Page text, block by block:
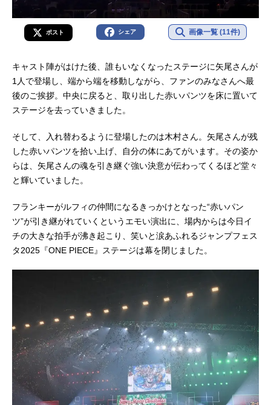
ポスト シェア 画像一覧 (11件)
キャスト陣がはけた後、誰もいなくなったステージに矢尾さんが
1人で登場し、端から端を移動しながら、ファンのみなさんへ最
後のご挨拶。中央に戻ると、取り出した赤いパンツを床に置いて
ステージを去っていきました。
そして、入れ替わるように登場したのは木村さん。矢尾さんが残
した赤いパンツを拾い上げ、自分の体にあてがいます。その姿か
らは、矢尾さんの魂を引き継ぐ強い決意が伝わってくるほど堂々
と輝いていました。
フランキーがルフィの仲間になるきっかけとなった“赤いパン
ツ”が引き継がれていくというエモい演出に、場内からは今日イ
チの大きな拍手が沸き起こり、笑いと涙あふれるジャンプフェス
タ2025『ONE PIECE』ステージは幕を閉じました。